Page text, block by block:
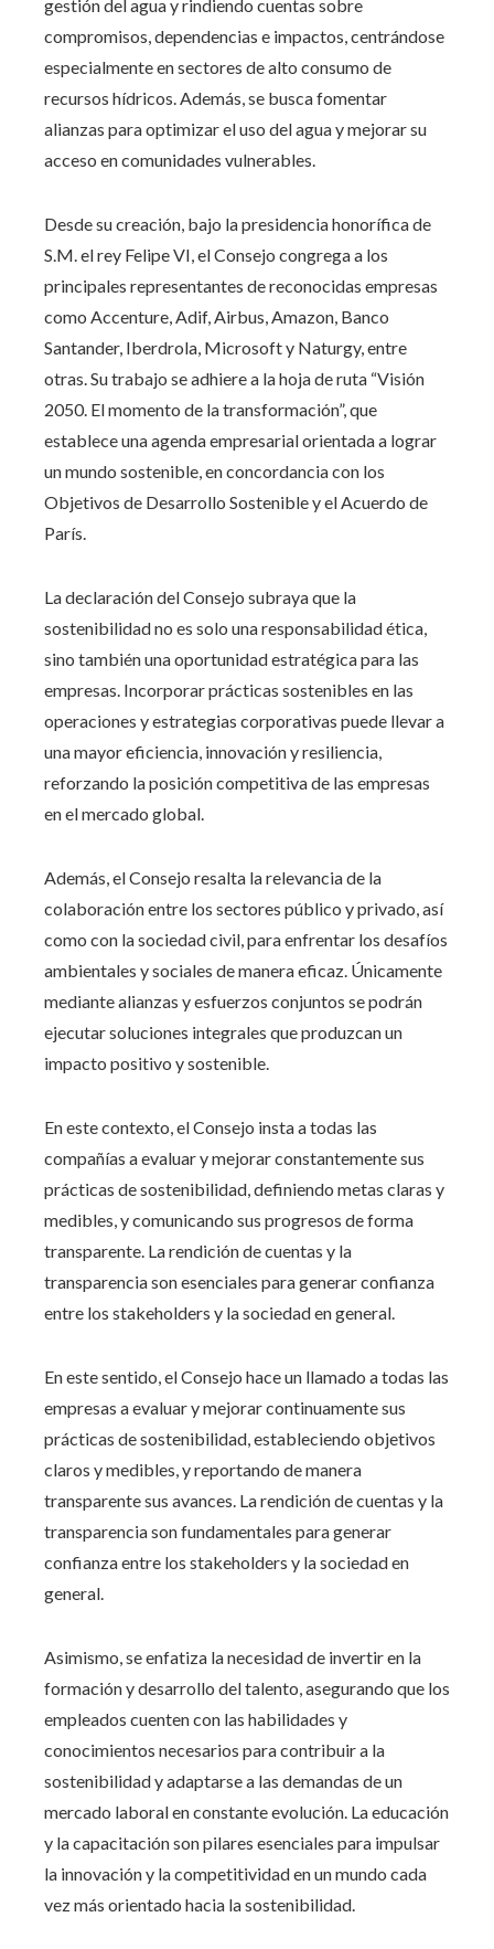
gestión del agua y rindiendo cuentas sobre
compromisos, dependencias e impactos, centrándose
especialmente en sectores de alto consumo de
recursos hídricos. Además, se busca fomentar
alianzas para optimizar el uso del agua y mejorar su
acceso en comunidades vulnerables.
Desde su creación, bajo la presidencia honorífica de
S.M. el rey Felipe VI, el Consejo congrega a los
principales representantes de reconocidas empresas
como Accenture, Adif, Airbus, Amazon, Banco
Santander, Iberdrola, Microsoft y Naturgy, entre
otras. Su trabajo se adhiere a la hoja de ruta “Visión
2050. El momento de la transformación”, que
establece una agenda empresarial orientada a lograr
un mundo sostenible, en concordancia con los
Objetivos de Desarrollo Sostenible y el Acuerdo de
París.
La declaración del Consejo subraya que la
sostenibilidad no es solo una responsabilidad ética,
sino también una oportunidad estratégica para las
empresas. Incorporar prácticas sostenibles en las
operaciones y estrategias corporativas puede llevar a
una mayor eficiencia, innovación y resiliencia,
reforzando la posición competitiva de las empresas
en el mercado global.
Además, el Consejo resalta la relevancia de la
colaboración entre los sectores público y privado, así
como con la sociedad civil, para enfrentar los desafíos
ambientales y sociales de manera eficaz. Únicamente
mediante alianzas y esfuerzos conjuntos se podrán
ejecutar soluciones integrales que produzcan un
impacto positivo y sostenible.
En este contexto, el Consejo insta a todas las
compañías a evaluar y mejorar constantemente sus
prácticas de sostenibilidad, definiendo metas claras y
medibles, y comunicando sus progresos de forma
transparente. La rendición de cuentas y la
transparencia son esenciales para generar confianza
entre los stakeholders y la sociedad en general.
En este sentido, el Consejo hace un llamado a todas las
empresas a evaluar y mejorar continuamente sus
prácticas de sostenibilidad, estableciendo objetivos
claros y medibles, y reportando de manera
transparente sus avances. La rendición de cuentas y la
transparencia son fundamentales para generar
confianza entre los stakeholders y la sociedad en
general.
Asimismo, se enfatiza la necesidad de invertir en la
formación y desarrollo del talento, asegurando que los
empleados cuenten con las habilidades y
conocimientos necesarios para contribuir a la
sostenibilidad y adaptarse a las demandas de un
mercado laboral en constante evolución. La educación
y la capacitación son pilares esenciales para impulsar
la innovación y la competitividad en un mundo cada
vez más orientado hacia la sostenibilidad.